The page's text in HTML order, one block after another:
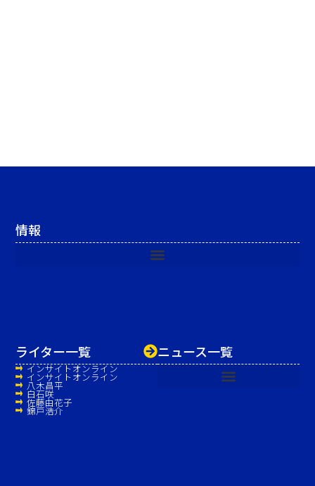
ニュース一覧
ライター一覧
インサイトオンライン
インサイトオンライン
八木昌平
白石咲
佐藤由花子
錦戸浩介
情報